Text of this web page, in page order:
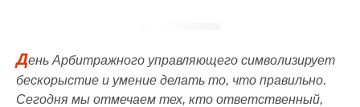
День Арбитражного управляющего символизирует
бескорыстие и умение делать то, что правильно.
Сегодня мы отмечаем тех, кто ответственный,